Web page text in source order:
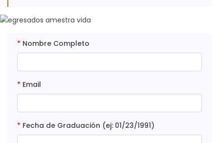
* Nombre Completo
* Email
* Fecha de Graduación (ej: 01/23/1991)